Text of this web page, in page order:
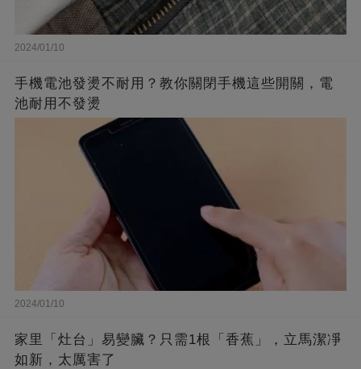
2024/01/10
手機電池發燙不耐用？教你關閉手機這些開關，電
池耐用不發燙
2024/01/10
家里「灶台」易變臟？只需1根「香蕉」，立馬潔凈
如新，太厲害了